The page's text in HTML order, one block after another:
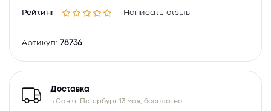
Рейтинг Написать отзыв
Артикул: 78736
Доставка
в Санкт-Петербург 13 мая, бесплатно